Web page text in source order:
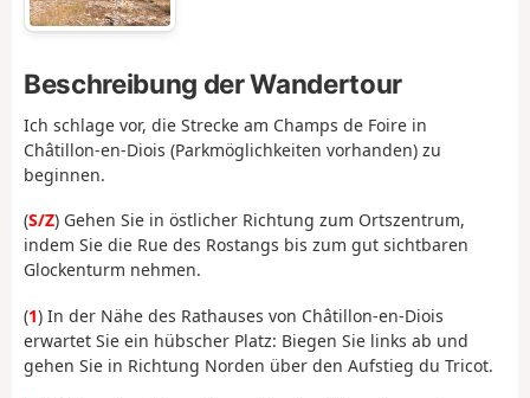
Beschreibung der Wandertour
Ich schlage vor, die Strecke am Champs de Foire in
Châtillon-en-Diois (Parkmöglichkeiten vorhanden) zu
beginnen.
(S/Z) Gehen Sie in östlicher Richtung zum Ortszentrum,
indem Sie die Rue des Rostangs bis zum gut sichtbaren
Glockenturm nehmen.
(1) In der Nähe des Rathauses von Châtillon-en-Diois
erwartet Sie ein hübscher Platz: Biegen Sie links ab und
gehen Sie in Richtung Norden über den Aufstieg du Tricot.